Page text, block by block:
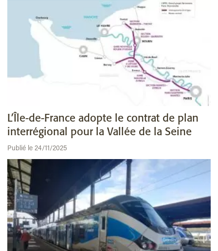
L’Île-de-France adopte le contrat de plan
interrégional pour la Vallée de la Seine
Publié le 24/11/2025